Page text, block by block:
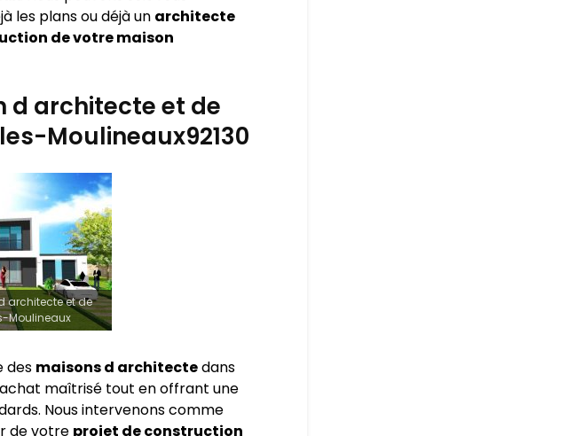
les plans ou déjà un architecte
de votre maison
d architecte et de
Moulineaux92130
architecte et de
Moulineaux
des maisons d architectedans
maîtrisé tout en offrant une
Nous intervenons comme
de votre projet de construction